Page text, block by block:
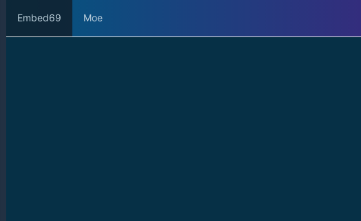
Embed69 Moe